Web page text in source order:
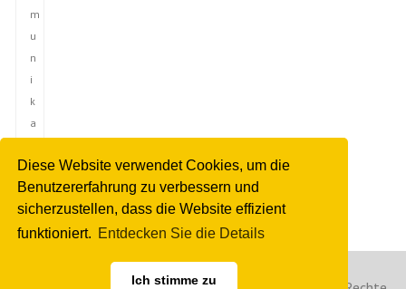
Diese Website verwendet Cookies, um die
Benutzererfahrung zu verbessern und
sicherzustellen, dass die Website effizient
funktioniert. Entdecken Sie die Details
Ich stimme zu
m
u
n
i
k
a
i
o
n